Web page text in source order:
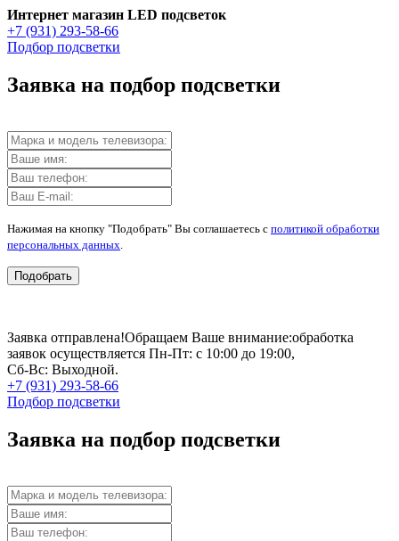
Интернет магазин LED подсветок
+7 (931) 293-58-66
Подбор подсветки
Заявка на подбор подсветки
Нажимая на кнопку "Подобрать" Вы соглашаетесь с политикой обработки
персональных данных
Подобрать
Заявка отправлена!Обращаем Ваше внимание:обработка
заявок осуществляется Пн-Пт: с 10:00 до 19:00,
Сб-Вс: Выходной.
+7 (931) 293-58-66
Подбор подсветки
Заявка на подбор подсветки